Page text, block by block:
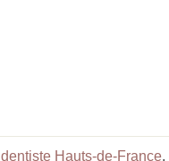
dentiste Hauts-de-France,